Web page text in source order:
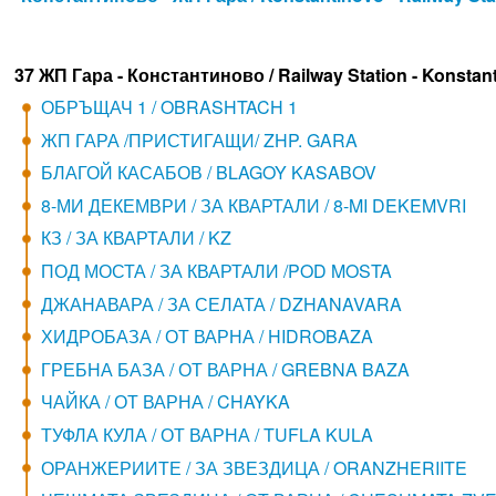
37 ЖП Гара - Константиново / Railway Station -
ОБРЪЩАЧ 1 / OBRASHTACH 1
ЖП ГАРА /ПРИСТИГАЩИ/ ZHP. GARA
БЛАГОЙ КАСАБОВ / BLAGOY KASABOV
8-МИ ДЕКЕМВРИ / ЗА КВАРТАЛИ / 8-MI DEKEMVRI
КЗ / ЗА КВАРТАЛИ / KZ
ПОД МОСТА / ЗА КВАРТАЛИ /POD MOSTA
ДЖАНАВАРА / ЗА СЕЛАТА / DZHANAVARA
ХИДРОБАЗА / ОТ ВАРНА / HIDROBAZA
ГРЕБНА БАЗА / ОТ ВАРНА / GREBNA BAZA
ЧАЙКА / ОТ ВАРНА / CHAYKA
ТУФЛА КУЛА / ОТ ВАРНА / TUFLA KULA
ОРАНЖЕРИИТЕ / ЗА ЗВЕЗДИЦА / ORANZHERIITE